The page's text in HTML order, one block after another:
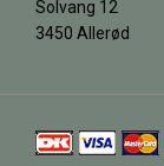
Solvang 12
3450 Allerød